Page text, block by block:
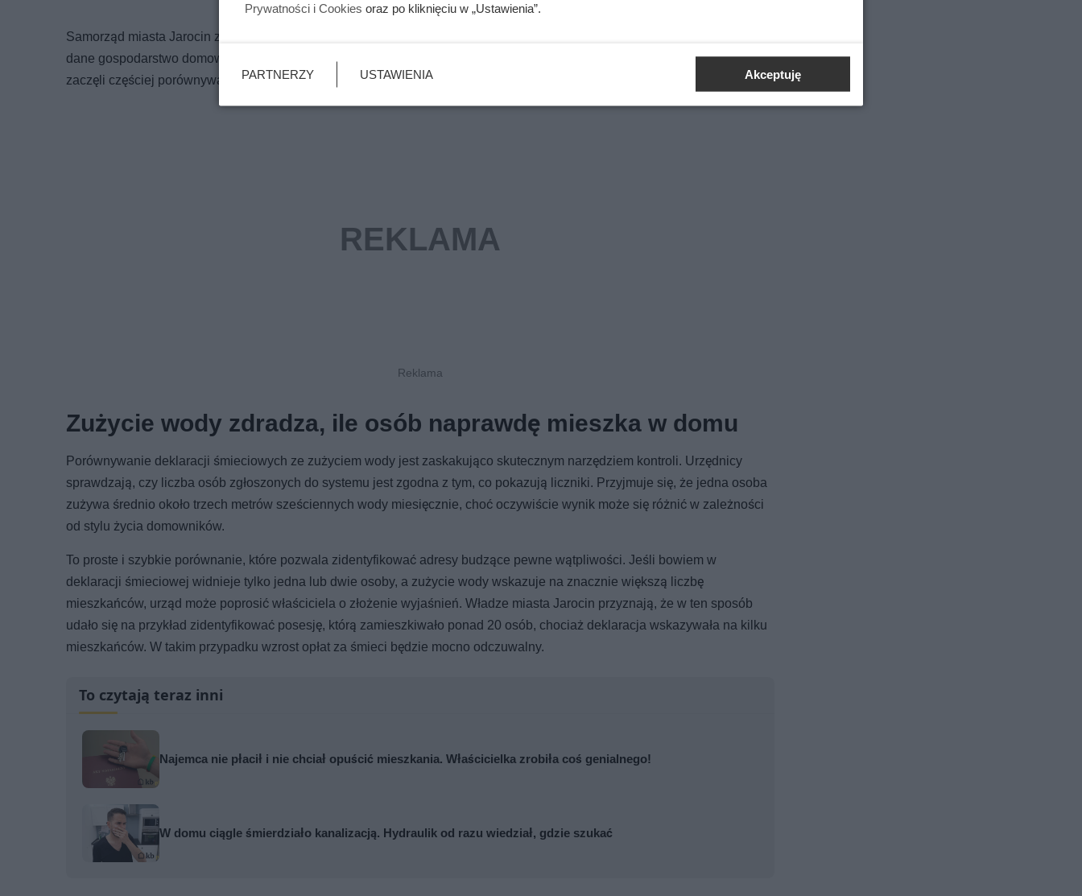
Samorząd miasta Jarocin zapowiada walkę z nieuczciwymi mieszkańcami. Przez zaniżanie liczby osób zamieszkujących
dane gospodarstwo domowe w deklaracjach śmieciowych pozostali mieszkańcy muszą płacić jeszcze więcej. Urzędnicy
zaczęli częściej porównywać deklaracje ze zużyciem wody pod danym adresem, co ma uszczelnić system.
Zużycie wody zdradza, ile osób naprawdę mieszka w domu
Porównywanie deklaracji śmieciowych ze zużyciem wody jest zaskakująco skutecznym narzędziem kontroli. Urzędnicy
sprawdzają, czy liczba osób zgłoszonych do systemu jest zgodna z tym, co pokazują liczniki. Przyjmuje się, że jedna osoba
zużywa średnio około trzech metrów sześciennych wody miesięcznie, choć oczywiście wynik może się różnić w zależności
od stylu życia domowników.
To proste i szybkie porównanie, które pozwala zidentyfikować adresy budzące pewne wątpliwości. Jeśli bowiem w
deklaracji śmieciowej widnieje tylko jedna lub dwie osoby, a zużycie wody wskazuje na znacznie większą liczbę
mieszkańców, urząd może poprosić właściciela o złożenie wyjaśnień. Władze miasta Jarocin przyznają, że w ten sposób
udało się na przykład zidentyfikować posesję, którą zamieszkiwało ponad 20 osób, chociaż deklaracja wskazywała na kilku
mieszkańców. W takim przypadku wzrost opłat za śmieci będzie mocno odczuwalny.
To czytają teraz inni
Najemca nie płacił i nie chciał opuścić mieszkania. Właścicielka zrobiła coś genialnego!
W domu ciągle śmierdziało kanalizacją. Hydraulik od razu wiedział, gdzie szukać
Prywatności i Cookies oraz po kliknięciu w „Ustawienia”.
PARTNERZY USTAWIENIA Akceptuję